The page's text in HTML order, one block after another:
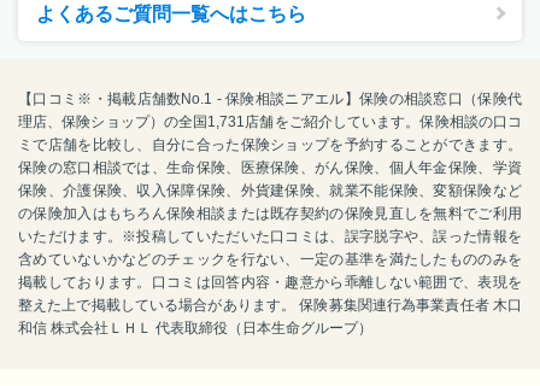
よくあるご質問一覧へはこちら
【口コミ※・掲載店舗数No.1 - 保険相談ニアエル】保険の相談窓口（保険代
理店、保険ショップ）の全国1,731店舗をご紹介しています。保険相談の口コ
ミで店舗を比較し、自分に合った保険ショップを予約することができます。
保険の窓口相談では、生命保険、医療保険、がん保険、個人年金保険、学資
保険、介護保険、収入保障保険、外貨建保険、就業不能保険、変額保険など
の保険加入はもちろん保険相談または既存契約の保険見直しを無料でご利用
いただけます。※投稿していただいた口コミは、誤字脱字や、誤った情報を
含めていないかなどのチェックを行ない、一定の基準を満たしたもののみを
掲載しております。口コミは回答内容・趣意から乖離しない範囲で、表現を
整えた上で掲載している場合があります。 保険募集関連行為事業責任者 木口
和信 株式会社ＬＨＬ 代表取締役（日本生命グループ）